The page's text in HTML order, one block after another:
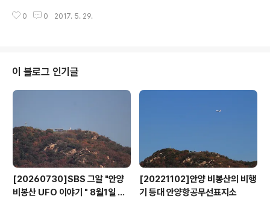
지 일대에 지하 3~지상 34층 8개동 총 888세대를 건설
예술가들로 구성되어 오페라·앙상블·뮤지컬·합창 등 다양
아래, 열대 아프리카의 원초적인 리듬과 멜로디가 인상적
인 음악부터 새롭게 편곡한 피아졸라의 탱고 음악, 청중 공
감! 타악 퀴즈, 여름을 미리 체험하는 열정적인 삼바 무대까
재단 홈페이지(w..
0 0 2017. 5. 29.
이 블로그 인기글
[20260730]SBS 그알 "안양
비봉산 UFO 이야기 " 8월1일 방
[20221102]안양 비봉산의 비행
기 등대 안양항공무선표지소